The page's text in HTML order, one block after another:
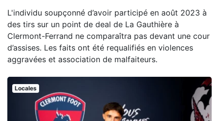
L'individu soupçonné d’avoir participé en août 2023 à
des tirs sur un point de deal de La Gauthière à
Clermont-Ferrand ne comparaîtra pas devant une cour
d’assises. Les faits ont été requalifiés en violences
aggravées et association de malfaiteurs.
Locales